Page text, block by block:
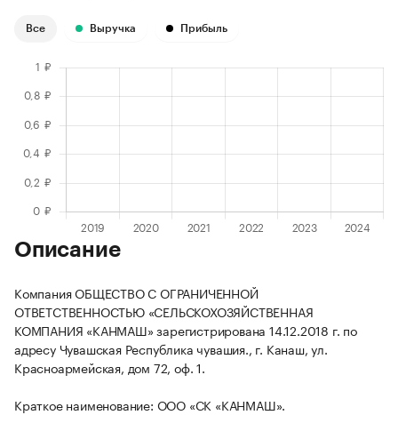
Все Выручка Прибыль
Описание
Компания ОБЩЕСТВО С ОГРАНИЧЕННОЙ
ОТВЕТСТВЕННОСТЬЮ «СЕЛЬСКОХОЗЯЙСТВЕННАЯ
КОМПАНИЯ «КАНМАШ» зарегистрирована 14.12.2018 г. по
адресу Чувашская Республика чувашия., г. Канаш, ул.
Красноармейская, дом 72, оф. 1.
Краткое наименование: ООО «СК «КАНМАШ».